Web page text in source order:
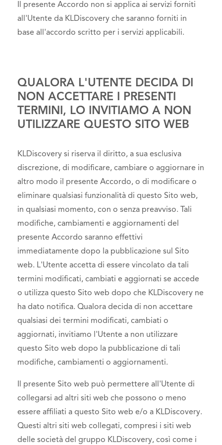
Il presente Accordo non si applica ai servizi forniti
all'Utente da KLDiscovery che saranno forniti in
base all'accordo scritto per i servizi applicabili.
QUALORA L'UTENTE DECIDA DI
NON ACCETTARE I PRESENTI
TERMINI, LO INVITIAMO A NON
UTILIZZARE QUESTO SITO WEB
KLDiscovery si riserva il diritto, a sua esclusiva
discrezione, di modificare, cambiare o aggiornare in
altro modo il presente Accordo, o di modificare o
eliminare qualsiasi funzionalità di questo Sito web,
in qualsiasi momento, con o senza preavviso. Tali
modifiche, cambiamenti e aggiornamenti del
presente Accordo saranno effettivi
immediatamente dopo la pubblicazione sul Sito
web. L'Utente accetta di essere vincolato da tali
termini modificati, cambiati e aggiornati se accede
o utilizza questo Sito web dopo che KLDiscovery ne
ha dato notifica. Qualora decida di non accettare
qualsiasi dei termini modificati, cambiati o
aggiornati, invitiamo l'Utente a non utilizzare
questo Sito web dopo la pubblicazione di tali
modifiche, cambiamenti o aggiornamenti.
Il presente Sito web può permettere all'Utente di
collegarsi ad altri siti web che possono o meno
essere affiliati a questo Sito web e/o a KLDiscovery.
Questi altri siti web collegati, compresi i siti web
delle società del gruppo KLDiscovery, così come i